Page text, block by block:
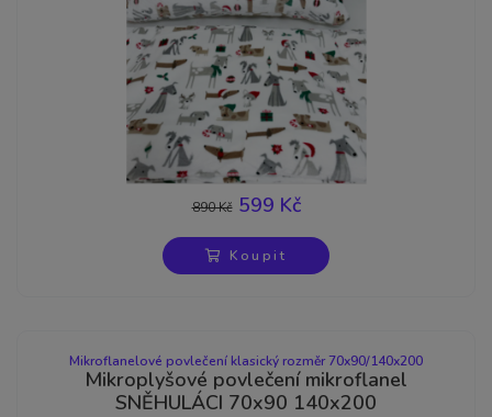
890 Kč599 Kč
Koupit
Mikroflanelové povlečení klasický rozměr 70x90/140x200
Mikroplyšové povlečení mikroflanel
SNĚHULÁCI 70x90 140x200